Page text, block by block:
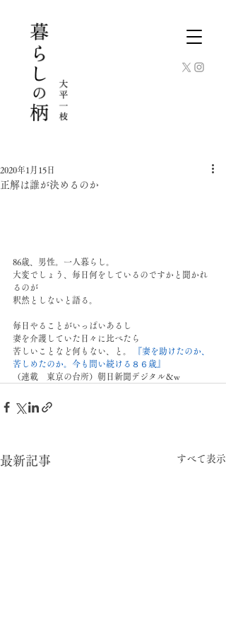
正解は誰が決めるのか
2020年1月15日
86歳、男性。一人暮らし。
大変でしょう、毎日何をしているのですかと聞かれ
るのが
釈然としないと語る。
毎日やることがいっぱいあるし
妻を介護していた日々に比べたら
苦しいことなど何もない、と。
『妻を助けたのか、
苦しめたのか。今も問い続ける８６歳』
（連載　東京の台所）朝日新聞デジタル＆w
最新記事 すべて表示